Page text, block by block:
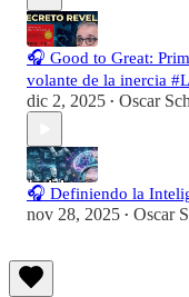
🎧 Good to Great:
volante de la inercia
dic 2, 2025 • Oscar
🎧 Definiendo la
nov 28, 2025 • Oscar